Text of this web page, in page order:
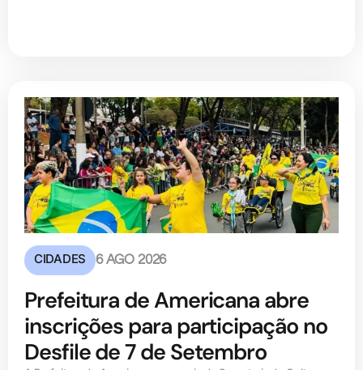
CIDADES 6 AGO 2026
Prefeitura de Americana abre
inscrições para participação no
Desfile de 7 de Setembro